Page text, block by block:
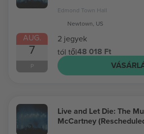
AUG.
7
P
Edmond Town Hall
Newtown, US
2 jegyek
tól től48 018 Ft
Live and Let Die: The
McCartney